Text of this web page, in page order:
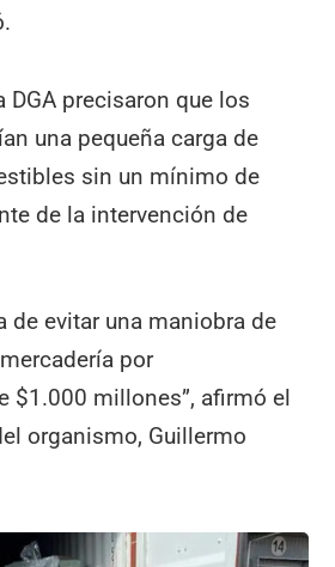
DGA precisaron que los
una pequeña carga de
sin un mínimo de
de la intervención de
de evitar una maniobra de
por
$1.000 millones”, afirmó el
organismo, Guillermo